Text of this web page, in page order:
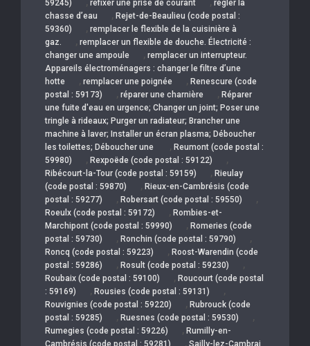
59245)
refixer une prise de courant
régler la
chasse d’eau
, Rejet-de-Beaulieu (code postal :
59360)
, remplacer le flexible de la cuisinière à
gaz.
, remplacer un flexible de douche. Électricité :
changer une ampoule
, remplacer un interrupteur.
Appareils électroménagers : changer le filtre d’une
hotte
, remplacer une poignée , Renescure (code
postal : 59173)
, réparer une charnière , Réparer
une fuite d'eau en urgence; Changer un joint; Poser une
tringle à rideaux; Purger un radiateur; Brancher une
machine à laver; Installer un écran plasma; Déboucher
les toilettes; Déboucher une
, Reumont (code postal :
59980)
, Rexpoëde (code postal : 59122) ,
Ribécourt-la-Tour (code postal : 59159) , Rieulay
(code postal : 59870)
, Rieux-en-Cambrésis (code
postal : 59277)
, Robersart (code postal : 59550) ,
Roeulx (code postal : 59172) , Rombies-et-
Marchipont (code postal : 59990)
, Romeries (code
postal : 59730)
, Ronchin (code postal : 59790) ,
Roncq (code postal : 59223) , Roost-Warendin (code
postal : 59286)
, Rosult (code postal : 59230) ,
Roubaix (code postal : 59100) , Roucourt (code postal
: 59169)
, Rousies (code postal : 59131) ,
Rouvignies (code postal : 59220) , Rubrouck (code
postal : 59285)
, Ruesnes (code postal : 59530) ,
Rumegies (code postal : 59226) , Rumilly-en-
Cambrésis (code postal : 59281)
, Sailly-lez-Cambrai